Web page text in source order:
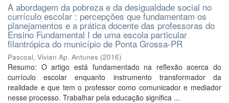
A abordagem da pobreza e da desigualdade social no
currículo escolar : percepções que fundamentam os
planejamentos e a prática docente das professoras do
Ensino Fundamental I de uma escola particular
filantrópica do município de Ponta Grossa-PR
Pascoal, Vivian Ap. Antunes (2016)
Resumo: O artigo está fundamentado na reflexão acerca do
currículo escolar enquanto instrumento transformador da
realidade e que tem o professor como comunicador e mediador
nesse processo. Trabalhar pela educação significa ...